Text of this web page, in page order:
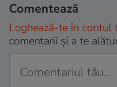
Comentează
Loghează-te în contul
comentarii și a te